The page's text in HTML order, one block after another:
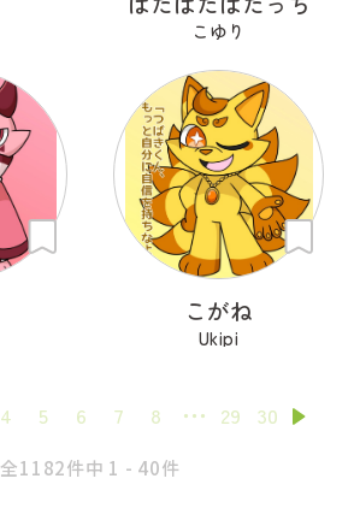
こゆり
こがね
Ukipi
4 5 6 7 8 29 30
全1182件中 1 - 40件